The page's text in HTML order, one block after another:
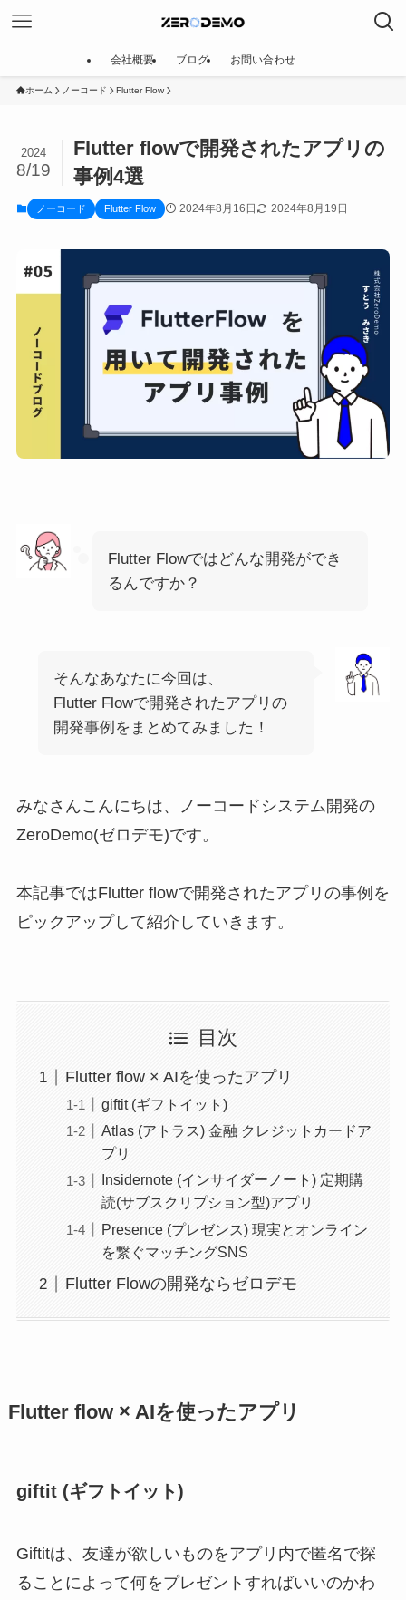
会社概要 ブログ お問い合わせ
ホーム ノーコード Flutter Flow
Flutter flowで開発されたアプリの
事例4選
2024
8/19
ノーコード Flutter Flow 2024年8月16日 2024年8月19日
Flutter Flowではどんな開発ができ
るんですか？
そんなあなたに今回は、
Flutter Flowで開発されたアプリの
開発事例をまとめてみました！
みなさんこんにちは、ノーコードシステム開発の
ZeroDemo(ゼロデモ)です。
本記事ではFlutter flowで開発されたアプリの事例を
ピックアップして紹介していきます。
目次
Flutter flow × AIを使ったアプリ
giftit (ギフトイット)
Atlas (アトラス) 金融 クレジットカードア
プリ
Insidernote (インサイダーノート) 定期購
読(サブスクリプション型)アプリ
Presence (プレゼンス) 現実とオンライン
を繋ぐマッチングSNS
Flutter Flowの開発ならゼロデモ
Flutter flow × AIを使ったアプリ
giftit (ギフトイット)
Giftitは、友達が欲しいものをアプリ内で匿名で探
ることによって何をプレゼントすればいいのかわ